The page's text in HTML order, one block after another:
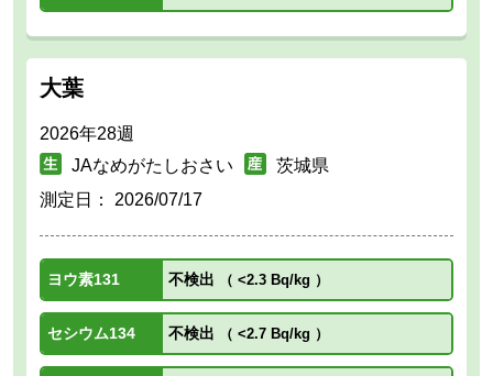
大葉
2026年28週
JAなめがたしおさい
茨城県
測定日： 2026/07/17
ヨウ素131 不検出 （ <2.3 Bq/kg ）
セシウム134 不検出 （ <2.7 Bq/kg ）